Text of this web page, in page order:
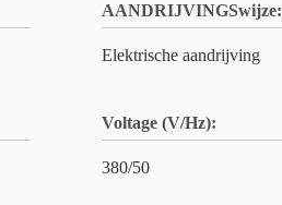
AANDRIJVINGSwijze:
Elektrische aandrijving
Voltage (V/Hz):
380/50